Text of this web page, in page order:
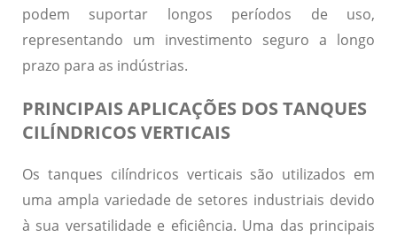
podem suportar longos períodos de uso,
representando um investimento seguro a longo
prazo para as indústrias.
PRINCIPAIS APLICAÇÕES DOS TANQUES
CILÍNDRICOS VERTICAIS
Os tanques cilíndricos verticais são utilizados em
uma ampla variedade de setores industriais devido
à sua versatilidade e eficiência. Uma das principais